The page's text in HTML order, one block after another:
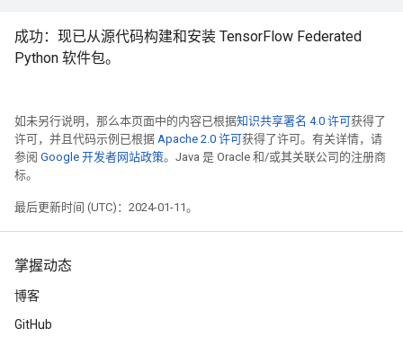
成功：现已从源代码构建和安装 TensorFlow Federated
Python 软件包。
如未另行说明，那么本页面中的内容已根据知识共享署名 4.0 许可获得了
许可，并且代码示例已根据 Apache 2.0 许可获得了许可。有关详情，请
参阅 Google 开发者网站政策。Java 是 Oracle 和/或其关联公司的注册商
标。
最后更新时间 (UTC)：2024-01-11。
掌握动态
博客
GitHub